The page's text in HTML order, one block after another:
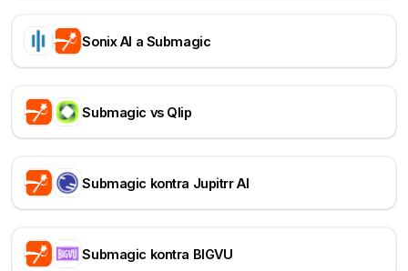
Sonix AI a Submagic
Submagic vs Qlip
Submagic kontra Jupitrr AI
Submagic kontra BIGVU